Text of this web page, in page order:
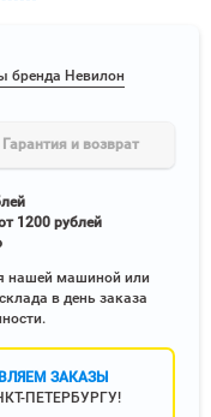
бренда Невилон
Гарантия и возврат
1200 рублей
нашей машиной или
в день заказа
ЗАКАЗЫ
ПЕТЕРБУРГУ!